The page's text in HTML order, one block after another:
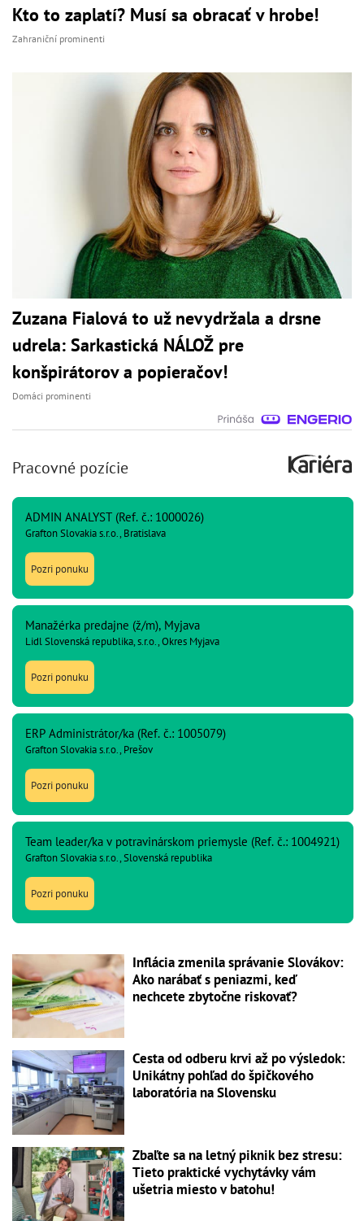
Kto to zaplatí? Musí sa obracať v hrobe!
Zahraniční prominenti
Zuzana Fialová to už nevydržala a drsne
udrela: Sarkastická NÁLOŽ pre
konšpirátorov a popieračov!
Domáci prominenti
Pracovné pozície
ADMIN ANALYST (Ref. č.: 1000026)
Grafton Slovakia s.r.o., Bratislava
Pozri ponuku
Manažérka predajne (ž/m), Myjava
Lidl Slovenská republika, s.r.o., Okres Myjava
Pozri ponuku
ERP Administrátor/ka (Ref. č.: 1005079)
Grafton Slovakia s.r.o., Prešov
Pozri ponuku
Team leader/ka v potravinárskom priemysle (Ref. č.: 1004921)
Grafton Slovakia s.r.o., Slovenská republika
Pozri ponuku
Inflácia zmenila správanie Slovákov:
Ako narábať s peniazmi, keď
nechcete zbytočne riskovať?
Cesta od odberu krvi až po výsledok:
Unikátny pohľad do špičkového
laboratória na Slovensku
Zbaľte sa na letný piknik bez stresu:
Tieto praktické vychytávky vám
ušetria miesto v batohu!